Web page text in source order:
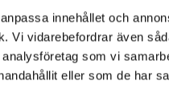
innehållet och
Vi vidarebefordrar även
som vi
eller som de har
att hjälpa till med
för
från hot och våld.
hot och